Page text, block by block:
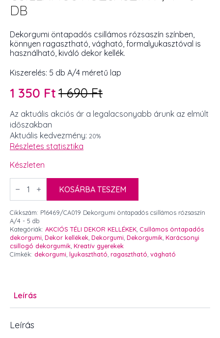
DB
Dekorgumi öntapadós csillámos rózsaszín színben,
könnyen ragasztható, vágható, formalyukasztóval is
használható, kiváló dekor kellék.
Kiszerelés: 5 db A/4 méretű lap
1 690Ft
Original
price
was:
1
690 Ft.
1 350 Ft
Current
price
is:
1
350 Ft.
Az aktuális akciós ár a legalacsonyabb árunk az elmúlt
időszakban
Aktuális kedvezmény: 20%
Részletes statisztika
Készleten
Dekorgumi
öntapadós
A/4
-
5
db
mennyiség
KOSÁRBA TESZEM
Cikkszám: P16469/CA019 Dekorgumi öntapadós csillámos rózsaszín
A/4 - 5 db
Kategóriák: AKCIÓS TÉLI DEKOR KELLÉKEK, Csillámos öntapadós
dekorgumi, Dekor kellékek, Dekorgumi, Dekorgumik, Karácsonyi
csillogó dekorgumik, Kreatív gyerekek
Címkék: dekorgumi, lyukasztható, ragasztható, vágható
Leírás
Leírás